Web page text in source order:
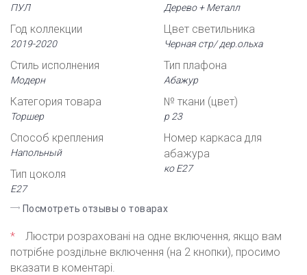
ПУЛ
Год коллекции
2019-2020
Стиль исполнения
Модерн
Категория товара
Торшер
Способ крепления
Напольный
Тип цоколя
Е27
Дерево + Металл
Цвет светильника
Черная стр/ дер.ольха
Тип плафона
Абажур
№ ткани (цвет)
р 23
Номер каркаса для
абажура
ко Е27
Посмотреть отзывы о товарах
*
Люстри розраховані на одне включення, якщо вам
потрібне роздільне включення (на 2 кнопки), просимо
вказати в коментарі.